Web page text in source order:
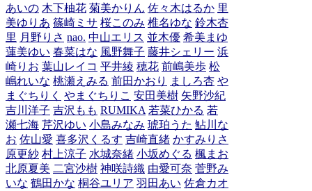
あいの 木下柚花 菊美かりん 佐々木はるか 里
美ゆりあ 篠崎ミサ 桜このみ 椎名ゆな 鈴木杏
里 月野りさ nao. 中山エリス 並木優 希美まゆ
蓮美ゆい 春菜はな 風野舞子 藤井シェリー 浜
崎りお 葉山レイコ 平井綾 穂花 前嶋美歩 松
嶋れいな 桃瀬えみる 前田かおり ましろ杏 や
まぐちりく やまぐちりこ 安田美樹 矢野沙紀
吉川洋子 吉沢もも RUMIKA 若菜ひかる 若
瀬七海 芹沢ゆい 小島みなみ 琥珀うた 鮎川な
お 佐山愛 喜多沢くるす 吉崎直緒 かすみりさ
原更紗 村上涼子 水城奈緒 小坂めぐる 楓まお
北原夏美 二宮沙樹 神咲詩織 由愛可奈 菅野み
いな 鶴田かな 桐谷ユリア 羽田あい 佐倉カオ